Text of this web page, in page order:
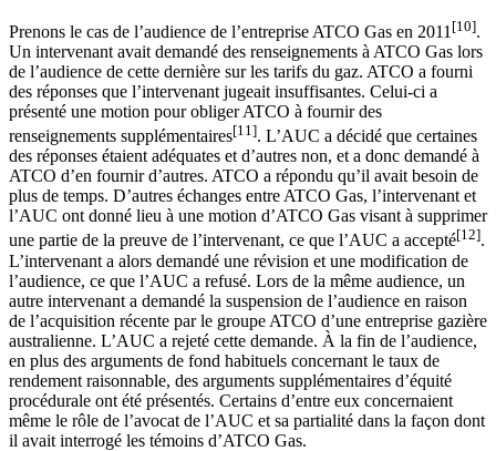
Prenons le cas de l’audience de l’entreprise ATCO Gas en 2011 [10].
Un intervenant avait demandé des renseignements à ATCO Gas lors
de l’audience de cette dernière sur les tarifs du gaz. ATCO a fourni
des réponses que l’intervenant jugeait insuffisantes. Celui-ci a
présenté une motion pour obliger ATCO à fournir des
renseignements supplémentaires[11]. L’AUC a décidé que certaines
des réponses étaient adéquates et d’autres non, et a donc demandé à
ATCO d’en fournir d’autres. ATCO a répondu qu’il avait besoin de
plus de temps. D’autres échanges entre ATCO Gas, l’intervenant et
l’AUC ont donné lieu à une motion d’ATCO Gas visant à supprimer
une partie de la preuve de l’intervenant, ce que l’AUC a accepté[12].
L’intervenant a alors demandé une révision et une modification de
l’audience, ce que l’AUC a refusé. Lors de la même audience, un
autre intervenant a demandé la suspension de l’audience en raison
de l’acquisition récente par le groupe ATCO d’une entreprise gazière
australienne. L’AUC a rejeté cette demande. À la fin de l’audience,
en plus des arguments de fond habituels concernant le taux de
rendement raisonnable, des arguments supplémentaires d’équité
procédurale ont été présentés. Certains d’entre eux concernaient
même le rôle de l’avocat de l’AUC et sa partialité dans la façon dont
il avait interrogé les témoins d’ATCO Gas.